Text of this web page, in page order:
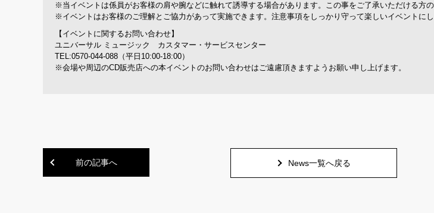
※当イベントは係員がお客様の肩や腕などに触れて誘導する場合があります。この事をご了承いただける方の
※イベントはお客様のご理解とご協力があって実施できます。注意事項をしっかり守って楽しいイベントにし
【イベントに関するお問い合わせ】
ユニバーサル ミュージック カスタマー・サービスセンター
TEL:0570-044-088（平日10:00-18:00）
※会場や周辺のCD販売店への本イベントのお問い合わせはご遠慮頂きますようお願い申し上げます。
前の記事へ News一覧へ戻る